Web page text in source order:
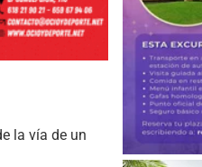
la vía de un